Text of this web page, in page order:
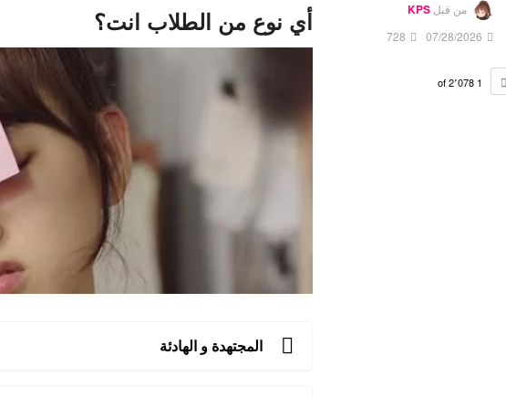
أي نوع من الطلاب انت؟
المجتهدة و الهادئة
من قبل KPS
07/28/2026
728
1 2٬078